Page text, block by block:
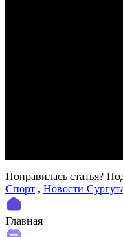
Понравилась статья?
Спорт , Новости
Главная